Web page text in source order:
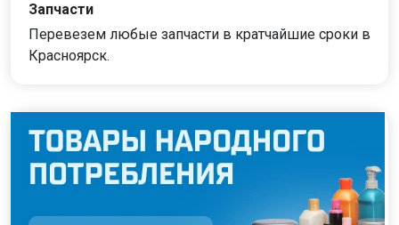
Запчасти
Перевезем любые запчасти в кратчайшие сроки в
Красноярск.